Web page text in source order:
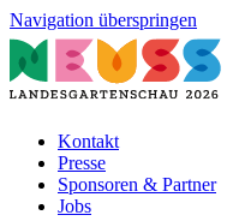
Navigation überspringen
Kontakt
Presse
Sponsoren & Partner
Jobs